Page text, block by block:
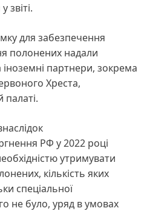
звіті.
для забезпечення
полонених надали
іноземні партнери, зокрема
Хреста,
палаті.
РФ у 2022 році
утримувати
кількість яких
спеціальної
не було, уряд в умовах